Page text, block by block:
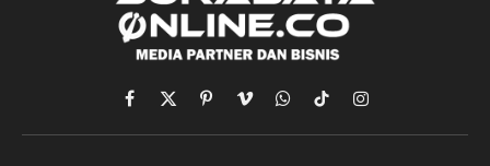
Facebook
X
(Twitter)
PinterestVimeoWhatsApp
TikTokInstagram